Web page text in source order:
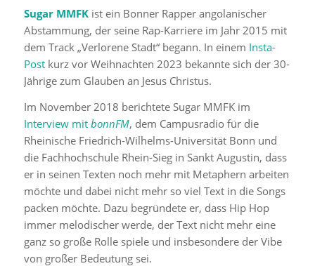
Sugar MMFKist ein Bonner Rapper angolanischer
Abstammung, der seine Rap-Karriere im Jahr 2015 mit
dem Track „Verlorene Stadt“ begann. In einem Insta-
Postkurz vor Weihnachten 2023 bekannte sich der 30-
Jährige zum Glauben an Jesus Christus.
Im November 2018 berichtete Sugar MMFK im
Interview mit bonnFM, dem Campusradio für die
Rheinische Friedrich-Wilhelms-Universität Bonn und
die Fachhochschule Rhein-Sieg in Sankt Augustin, dass
er in seinen Texten noch mehr mit Metaphern arbeiten
möchte und dabei nicht mehr so viel Text in die Songs
packen möchte. Dazu begründete er, dass Hip Hop
immer melodischer werde, der Text nicht mehr eine
ganz so große Rolle spiele und insbesondere der Vibe
von großer Bedeutung sei.